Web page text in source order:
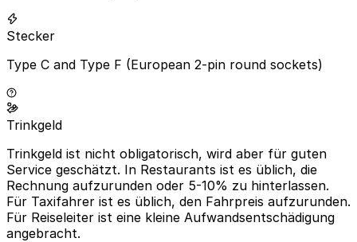
Stecker
Type C and Type F (European 2-pin round sockets)
Trinkgeld
Trinkgeld ist nicht obligatorisch, wird aber für guten
Service geschätzt. In Restaurants ist es üblich, die
Rechnung aufzurunden oder 5-10% zu hinterlassen.
Für Taxifahrer ist es üblich, den Fahrpreis aufzurunden.
Für Reiseleiter ist eine kleine Aufwandsentschädigung
angebracht.